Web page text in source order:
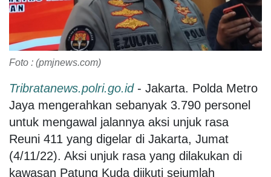
Foto : (pmjnews.com)
Tribratanews.polri.go.id- Jakarta. Polda Metro
Jaya mengerahkan sebanyak 3.790 personel
untuk mengawal jalannya aksi unjuk rasa
Reuni 411 yang digelar di Jakarta, Jumat
(4/11/22). Aksi unjuk rasa yang dilakukan di
kawasan Patung Kuda diikuti sejumlah